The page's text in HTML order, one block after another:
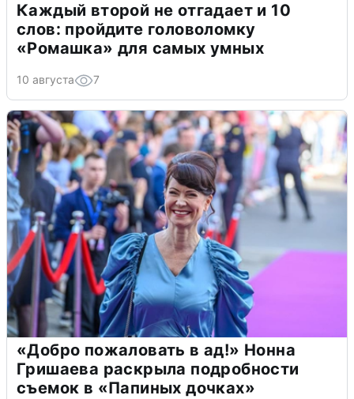
Каждый второй не отгадает и 10
слов: пройдите головоломку
«Ромашка» для самых умных
10 августа 7
«Добро пожаловать в ад!» Нонна
Гришаева раскрыла подробности
съемок в «Папиных дочках»